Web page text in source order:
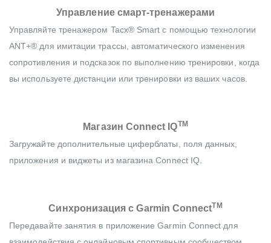
Управление смарт-тренажерами
Управляйте тренажером Tacx® Smart с помощью технологии
ANT+® для имитации трассы, автоматического изменения
сопротивления и подсказок по выполнению тренировки, когда
вы используете дистанции или тренировки из ваших часов.
Магазин Connect IQTM
Загружайте дополнительные циферблаты, поля данных,
приложения и виджеты из магазина Connect IQ.
Синхронизация с Garmin ConnectTM
Передавайте занятия в приложение Garmin Connect для